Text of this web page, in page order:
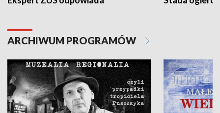
ARCHIWUM PROGRAMÓW